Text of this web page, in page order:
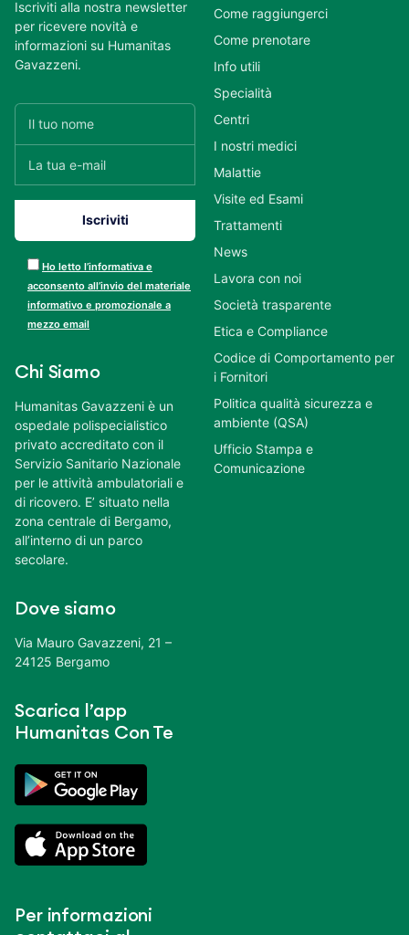
Iscriviti alla nostra newsletter
per ricevere novità e
informazioni su Humanitas
Gavazzeni.
Ho letto l’informativa e
acconsento all’invio del materiale
informativo e promozionale a
mezzo email
Chi Siamo
Humanitas Gavazzeni è un
ospedale polispecialistico
privato accreditato con il
Servizio Sanitario Nazionale
per le attività ambulatoriali e
di ricovero. E’ situato nella
zona centrale di Bergamo,
all’interno di un parco
secolare.
Dove siamo
Via Mauro Gavazzeni, 21 –
24125 Bergamo
Scarica l’app
Humanitas Con Te
Per informazioni
Come raggiungerci
Come prenotare
Info utili
Specialità
Centri
I nostri medici
Malattie
Visite ed Esami
Trattamenti
News
Lavora con noi
Società trasparente
Etica e Compliance
Codice di Comportamento per
i Fornitori
Politica qualità sicurezza e
ambiente (QSA)
Ufficio Stampa e
Comunicazione